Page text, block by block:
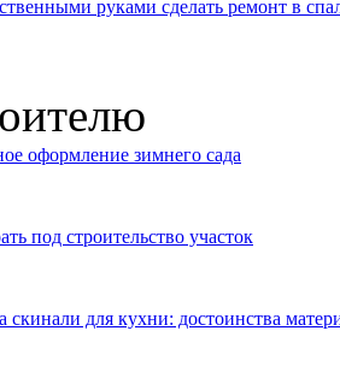
руками сделать ремонт в
оформление зимнего сада
под строительство участок
скинали для кухни: достоинства